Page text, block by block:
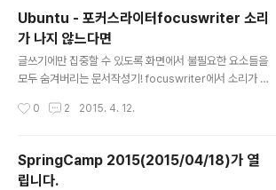
pgrade 나는 우분투의 저장소로 다음"http://ftp.daum.
net'을 선호하는 편이다. 다음을 좋아하니까.요 근래에 정
상적으로 업그레이드가 되지 않아서 네오위즈로 변경을 해
뒀는데, 다음과 같은 상황이 발생했다.최초 설정되는 '대한
민국 서버'를 선택하고 진행한다. 변경하는 방법은,2014/
Ubuntu - 포커스라이터focuswriter 소리
가 나지 않느다면
글쓰기에만 집중할 수 있도록 화면에서 불필요한 요소들을
모두 숨겨버리는 문서작성기! focuswriter에서 소리가 나
법은 간단하다.출처: http://orangenarwhals.blogspo
0 2 2015. 4. 12.
SpringCamp 2015(2015/04/18)가 열
립니다.